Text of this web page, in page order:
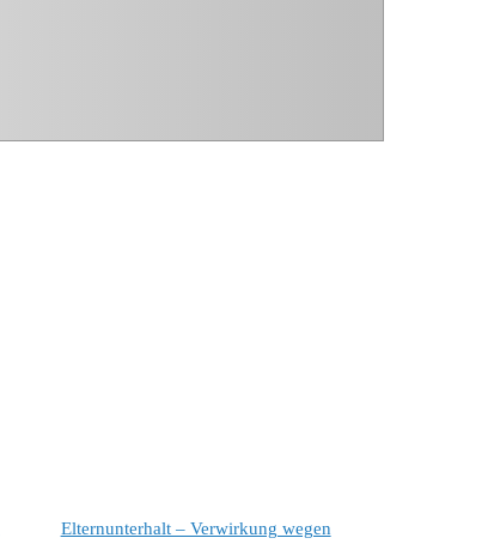
Elternunterhalt – Verwirkung wegen